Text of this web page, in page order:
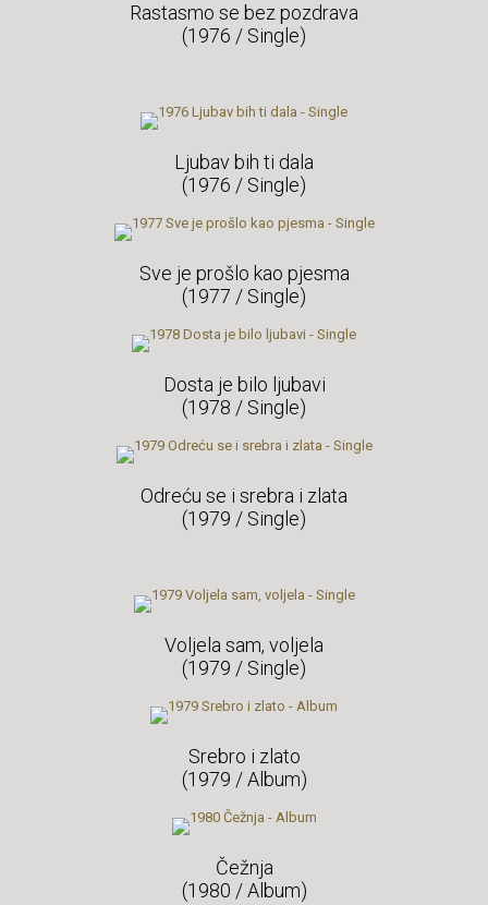
Rastasmo se bez pozdrava
(1976 / Single)
Ljubav bih ti dala
(1976 / Single)
Sve je prošlo kao pjesma
(1977 / Single)
Dosta je bilo ljubavi
(1978 / Single)
Odreću se i srebra i zlata
(1979 / Single)
Voljela sam, voljela
(1979 / Single)
Srebro i zlato
(1979 / Album)
Čežnja
(1980 / Album)